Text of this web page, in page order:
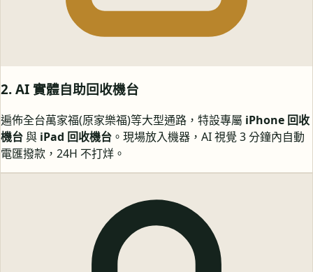
2. AI 實體自助回收機台
遍佈全台萬家福(原家樂福)等大型通路，特設專屬 iPhone 回收
機台與 iPad 回收機台 。現場放入機器，AI 視覺 3 分鐘內自動
電匯撥款，24H 不打烊。